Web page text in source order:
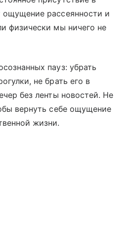
ощущение рассеянности и
физически мы ничего не
пауз: убрать
не брать его в
без ленты новостей. Не
вернуть себе ощущение
жизни.